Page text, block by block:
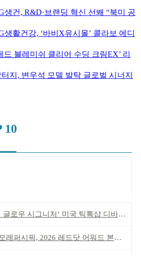
생건, R&D·브랜딩 혁신 선봬 “북미 공
생활건강, ‘바비X유시몰’ 콜라보 에디
드 블레미쉬 클리어 수딩 크림EX’ 리
터지, 변우석 모델 발탁 글로벌 시너지
10
글로우 시그니처’ 미국 틱톡샵 디바이스 부문 1위
레퍼시픽, 2026 레드닷 어워드 본상 2개 수상